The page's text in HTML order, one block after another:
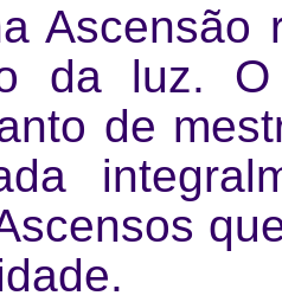
Ascensão
da luz.
de